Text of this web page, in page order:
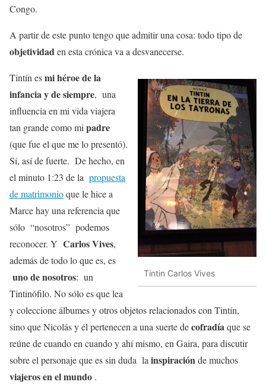
Congo.
A partir de este punto tengo que admitir una cosa: todo tipo de
objetividaden esta crónica va a desvanecerse.
Tintin Carlos Vives
Tintín esmi héroe de la
infancia y de siempre, una
influencia en mi vida viajera
tan grande como mi padre
(que fue el que me lo presentó).
Sí, así de fuerte. De hecho, en
el minuto 1:23 de la propuesta
de matrimonioque le hice a
Marce hay una referencia que
sólo “nosotros” podemos
reconocer. Y Carlos Vives,
además de todo lo que es, es
uno de nosotros: un
Tintinófilo. No sólo es que lea
y coleccione álbumes y otros objetos relacionados con Tintín,
sino que Nicolás y él pertenecen a una suerte decofradíaque se
reúne de cuando en cuando y ahí mismo, en Gaira, para discutir
sobre el personaje que es sin duda la inspiraciónde muchos
viajeros en el mundo .